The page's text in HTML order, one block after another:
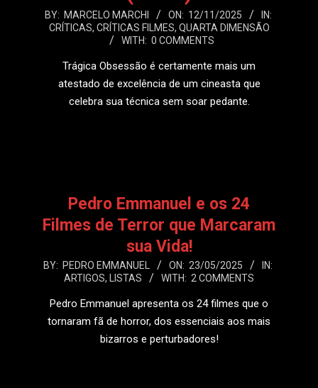
2025-
11-
BY: MARCELO MARCHI ON: 12/11/2025
IN:
CRÍTICAS, CRÍTICAS FILMES, QUARTA DIMENSÃO
WITH: 0 COMMENTS
Trágica Obsessão é certamente mais um
atestado de excelência de um cineasta que
celebra sua técnica sem soar pedante.
Pedro Emmanuel e os 24
Filmes de Terror que Marcaram
sua Vida!
2025-
23
BY: PEDRO EMMANUEL ON: 23/05/2025
IN:
ARTIGOS, LISTAS WITH: 2 COMMENTS
Pedro Emmanuel apresenta os 24 filmes que o
tornaram fã de horror, dos essenciais aos mais
bizarros e perturbadores!